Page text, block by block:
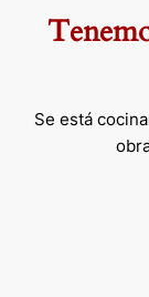
Se está